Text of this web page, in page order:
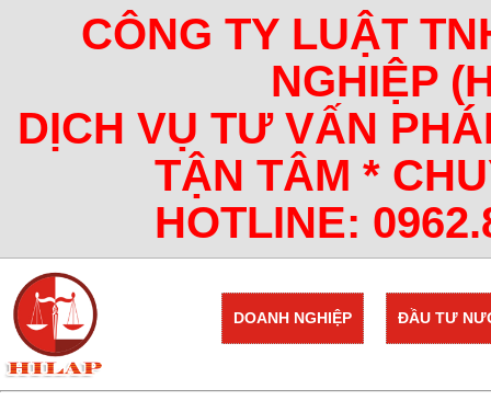
CÔNG TY LUẬT
NGHIỆP
DỊCH VỤ TƯ VẤN
TẬN TÂM *
HOTLINE:
ĐẦU TƯ
DOANH NGHIỆP